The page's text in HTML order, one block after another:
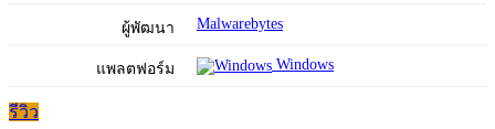
ผู้พัฒนา Malwarebytes
แพลตฟอร์ม Windows
รีวิว